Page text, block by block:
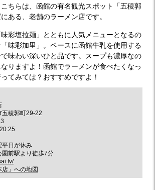
ちらは、函館の有名観光スポット「五稜郭
ある、老舗のラーメン店です。
彩塩拉麺」とともに人気メニューとなるの
味彩加里」。ベースに函館牛乳を使用する
味わい深いひと品です。スープも濃厚なの
りますよ！函館でラーメンが食べたくなっ
てみては？おすすめですよ！
五稜郭町29-22
日が休み
園前駅より徒歩7分
店」への地図